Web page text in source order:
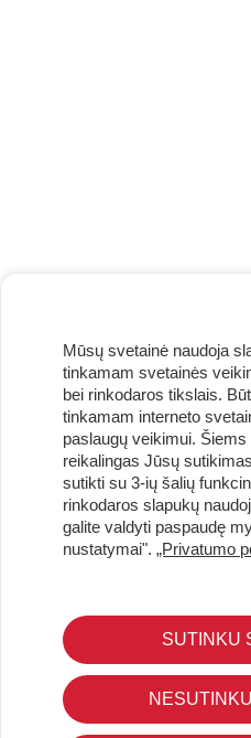
Užsisakykite naujienlaiškį ir
pasiūlymus!
KLIENTŲ APTARNAVIMAS
Pirkimo – pardavimo taisyklės
Pristatymas ir grąžinimas
Apmokėjimo būdai
Mūsų svetainė naudoja
tinkamam svetainės
bei rinkodaros tikslais.
tinkamam interneto
paslaugų veikimui.
reikalingas Jūsų
sutikti su 3-ių šalių
rinkodaros slapukų
galite valdyti paspaudę
nustatymai". „Privatumo
SUTINKU